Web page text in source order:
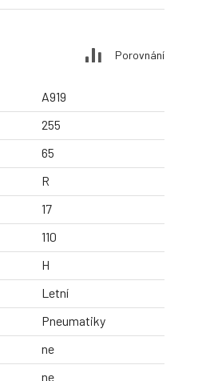
Porovnání
A919
255
65
R
17
110
H
Letní
Pneumatiky
ne
ne